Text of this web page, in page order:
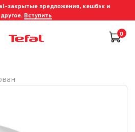
закрытые предложения, кешбэк и
Вступить
0